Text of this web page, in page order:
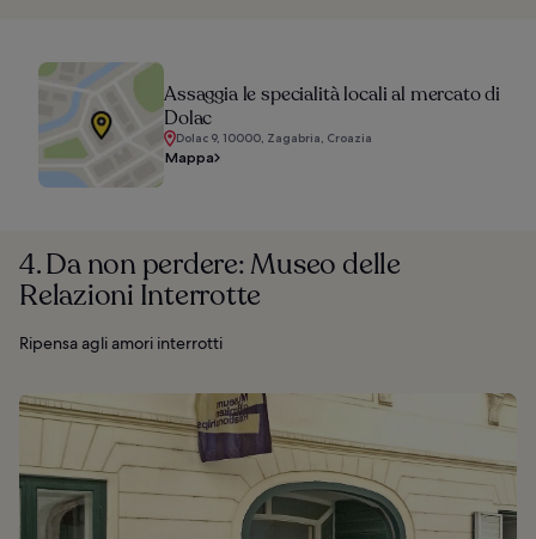
Assaggia le specialità locali al mercato di
Dolac
Dolac 9, 10000, Zagabria, Croazia
Mappa
4. Da non perdere: Museo delle
Relazioni Interrotte
Ripensa agli amori interrotti